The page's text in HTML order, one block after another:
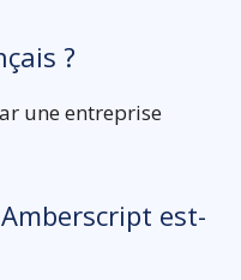
?
une entreprise
est-